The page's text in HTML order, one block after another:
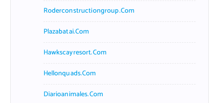
Roderconstructiongroup.com
Plazabatai.com
Hawkscayresort.com
Hellonquads.com
Diarioanimales.com